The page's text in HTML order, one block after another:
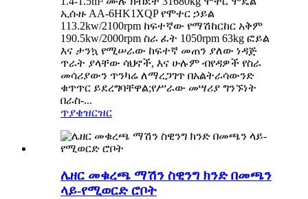
ኢሱዙ AA-6HK1XQP የሞተር ኃይል
113.2kw/2100rpm ከፍተኛው የማሽከርከር አቅም
190.5kw/2000rpm ስራ ፈት 1050rpm 63kg ፎይል
እና ታንኳ የሚሠራው ከፍተኛ መጠን ያለው ነዳጅ
ጥራት ያላቸው ሳህኖች, እና ሁሉም ብየዳዎች የስራ
መሳሪያውን ጥንካሬ ለማረጋገጥ በአልትራሳውንድ
ቁጥጥር ይደረግባቸዋል;የሥራው መሣሪያ ግንኙነት
በራስ-...
ጥያቄዝርዝር
ሌዘር መቁረጫ ማሽን ስዊንግ ክንድ በመጫን
ላይ-የሚወርድ ሮቦት